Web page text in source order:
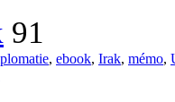
91
, ebook, Irak, mémo,